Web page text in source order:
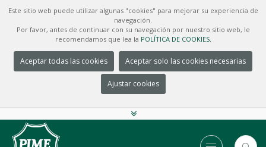
Este sitio web puede utilizar algunas "cookies" para mejorar su experiencia de
navegación.
Por favor, antes de continuar con su navegación por nuestro sitio web, le
recomendamos que lea la POLÍTICA DE COOKIES.
Aceptar todas las cookies Aceptar solo las cookies necesarias
Ajustar cookies